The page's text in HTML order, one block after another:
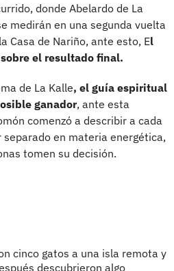
donde Abelardo de La
medirán en una segunda vuelta
Casa de Nariño, ante esto, El
el resultado final.
de La Kalle, el guía espiritual
ganador, ante esta
comenzó a describir a cada
en materia energética,
tomen su decisión.
cinco gatos a una isla remota y
descubrieron algo